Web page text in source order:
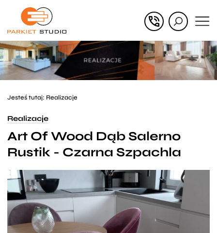
Przejdź
głównego
Przejdź
menu
w
stopce
Jesteś tutaj: Realizacje
Realizacje
Art Of Wood Dąb Salerno
Rustik - Czarna Szpachla